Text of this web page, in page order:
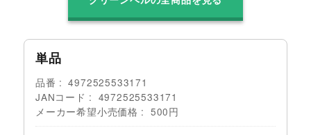
単品
品番
4972525533171
JANコード
4972525533171
メーカー希望小売価格
500円